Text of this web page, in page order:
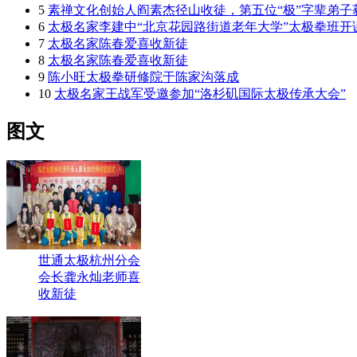
5 素禅文化创始人阎素杰径山收徒，第五位“极”字辈弟子
6 太极名家李建中“北京花园路街道老年大学”太极拳班开
7 太极名家陈春爱喜收新徒
8 太极名家陈春爱喜收新徒
9 陈小旺太极拳研修院于陈家沟落成
10 太极名家王战军受邀参加“洛杉矶国际太极传承大会”
图文
世通太极杭州分会
会长龚永灿老师喜
收新徒